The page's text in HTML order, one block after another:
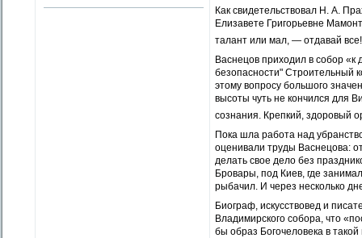
Как свидетельствовал Н. А.
Елизавете Григорьевне
талант или мал, — отдавай
Васнецов приходил в собор «к
безопасности" Строительный
этому вопросу большого
высоты чуть не кончился для
сознания. Крепкий, здоровый
Пока шла работа над
оценивали труды Васнецова:
делать свое дело без
Бровары, под Киев, где
рыбачил. И через несколько
Биограф, искусствовед и
Владимирского собора, что
бы образ Богочеловека в